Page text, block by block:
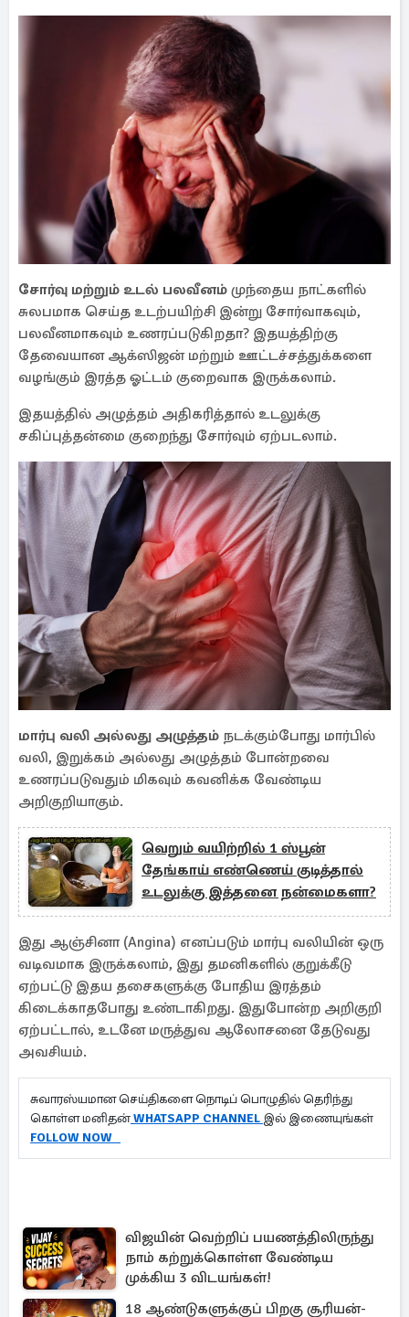
சோர்வு மற்றும் உடல் பலவீனம் முந்தைய நாட்களில்
சுலபமாக செய்த உடற்பயிற்சி இன்று சோர்வாகவும்,
பலவீனமாகவும் உணரப்படுகிறதா? இதயத்திற்கு
தேவையான ஆக்ஸிஜன் மற்றும் ஊட்டச்சத்துக்களை
வழங்கும் இரத்த ஓட்டம் குறைவாக இருக்கலாம்.
இதயத்தில் அழுத்தம் அதிகரித்தால் உடலுக்கு
சகிப்புத்தன்மை குறைந்து சோர்வும் ஏற்படலாம்.
மார்பு வலி அல்லது அழுத்தம் நடக்கும்போது மார்பில்
வலி, இறுக்கம் அல்லது அழுத்தம் போன்றவை
உணரப்படுவதும் மிகவும் கவனிக்க வேண்டிய
அறிகுறியாகும்.
வெறும் வயிற்றில் 1 ஸ்பூன்
தேங்காய் எண்ணெய் குடித்தால்
உடலுக்கு இத்தனை நன்மைகளா?
இது ஆஞ்சினா (Angina) எனப்படும் மார்பு வலியின் ஒரு
வடிவமாக இருக்கலாம், இது தமனிகளில் குறுக்கீடு
ஏற்பட்டு இதய தசைகளுக்கு போதிய இரத்தம்
கிடைக்காதபோது உண்டாகிறது. இதுபோன்ற அறிகுறி
ஏற்பட்டால், உடனே மருத்துவ ஆலோசனை தேடுவது
அவசியம்.
சுவாரஸ்யமான செய்திகளை நொடிப் பொழுதில் தெரிந்து
கொள்ள மனிதன்WHATSAPP CHANNEL இல் இணையுங்கள்
FOLLOW NOW
விஜயின் வெற்றிப் பயணத்திலிருந்து
நாம் கற்றுக்கொள்ள வேண்டிய
முக்கிய 3 விடயங்கள்!
18 ஆண்டுகளுக்குப் பிறகு சூரியன்-